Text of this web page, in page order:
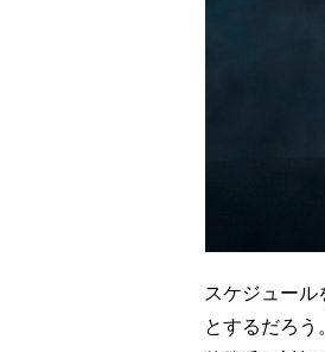
スケジュール
とするだろ